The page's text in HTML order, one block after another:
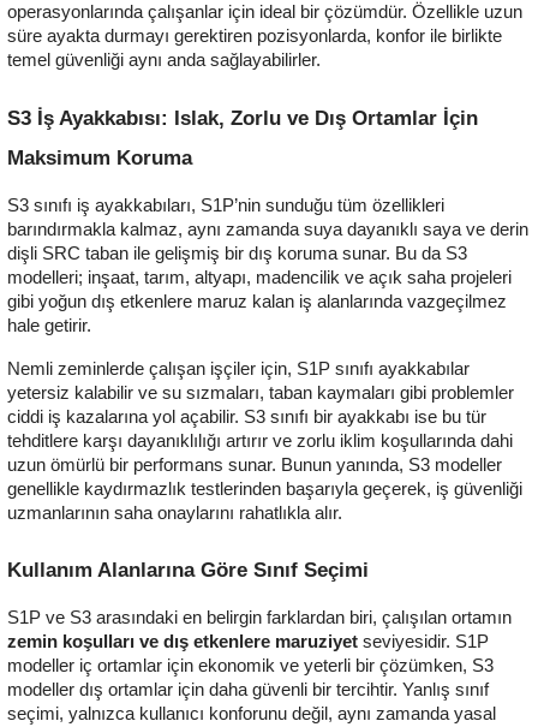
operasyonlarında çalışanlar için ideal bir çözümdür. Özellikle uzun
süre ayakta durmayı gerektiren pozisyonlarda, konfor ile birlikte
temel güvenliği aynı anda sağlayabilirler.
S3 İş Ayakkabısı: Islak, Zorlu ve Dış Ortamlar İçin
Maksimum Koruma
S3 sınıfı iş ayakkabıları, S1P’nin sunduğu tüm özellikleri
barındırmakla kalmaz, aynı zamanda suya dayanıklı saya ve derin
dişli SRC taban ile gelişmiş bir dış koruma sunar. Bu da S3
modelleri; inşaat, tarım, altyapı, madencilik ve açık saha projeleri
gibi yoğun dış etkenlere maruz kalan iş alanlarında vazgeçilmez
hale getirir.
Nemli zeminlerde çalışan işçiler için, S1P sınıfı ayakkabılar
yetersiz kalabilir ve su sızmaları, taban kaymaları gibi problemler
ciddi iş kazalarına yol açabilir. S3 sınıfı bir ayakkabı ise bu tür
tehditlere karşı dayanıklılığı artırır ve zorlu iklim koşullarında dahi
uzun ömürlü bir performans sunar. Bunun yanında, S3 modeller
genellikle kaydırmazlık testlerinden başarıyla geçerek, iş güvenliği
uzmanlarının saha onaylarını rahatlıkla alır.
Kullanım Alanlarına Göre Sınıf Seçimi
S1P ve S3 arasındaki en belirgin farklardan biri, çalışılan ortamın
zemin koşulları ve dış etkenlere maruziyet seviyesidir. S1P
modeller iç ortamlar için ekonomik ve yeterli bir çözümken, S3
modeller dış ortamlar için daha güvenli bir tercihtir. Yanlış sınıf
seçimi, yalnızca kullanıcı konforunu değil, aynı zamanda yasal